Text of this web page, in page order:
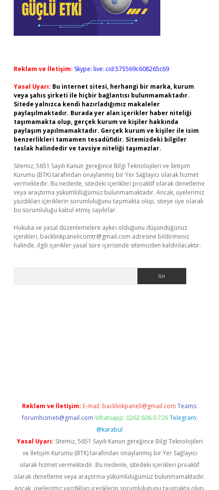
Reklam ve İletişim: Skype: live:.cid.575569c608265c69
Yasal Uyarı: Bu internet sitesi, herhangi bir marka, kurum
veya şahıs şirketi ile hiçbir bağlantısı bulunmamaktadır.
Sitede yalnızca kendi hazırladığımız makaleler
paylaşılmaktadır. Burada yer alan içerikler haber niteliği
taşımamakta olup, gerçek kurum ve kişiler hakkında
paylaşım yapılmamaktadır. Gerçek kurum ve kişiler ile isim
benzerlikleri tamamen tesadüfidir. Sitemizdeki bilgiler
taslak halindedir ve tavsiye niteliği taşımazlar.
Sitemiz, 5651 Sayılı Kanun gereğince Bilgi Teknolojileri ve İletişim
Kurumu (BTK) tarafından onaylanmış bir Yer Sağlayıcı olarak hizmet
vermektedir. Bu nedenle, sitedeki içerikleri proaktif olarak denetleme
veya araştırma yükümlülüğümüz bulunmamaktadır. Ancak, üyelerimiz
yazdıkları içeriklerin sorumluluğunu taşımakta olup, siteye üye olarak
bu sorumluluğu kabul etmiş sayılırlar.
Hukuka ve yasal düzenlemelere aykırı olduğunu düşündüğünüz
içerikleri, backlinkpanelicomtr@gmail.com adresine bildirmeniz
halinde, ilgili içerikler yasal süre içerisinde sitemizden kaldırılacaktır.
Reklam ve İletişim: E-mail: backlinkpaneli@gmail.com Teams:
forumhizmeti@gmail.com Whatsapp: 0262 606 0 726 Telegram:
@karabul
Yasal Uyarı: Sitemiz, 5651 Sayılı Kanun gereğince Bilgi Teknolojileri
ve İletişim Kurumu (BTK) tarafından onaylanmış bir Yer Sağlayıcı
olarak hizmet vermektedir. Bu nedenle, sitedeki içerikleri proaktif
olarak denetleme veya araştırma yükümlülüğümüz bulunmamaktadır.
Ancak, üyelerimiz yazdıkları içeriklerin sorumluluğunu taşımakta olup,